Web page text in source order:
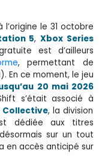
le 31 octobre
5, Xbox Series
est d’ailleurs
, permettant de
En ce moment, le jeu
20 mai 2026
s’était associé à
Collective, la division
dédiée aux titres
sur un tout
en accès anticipé sur